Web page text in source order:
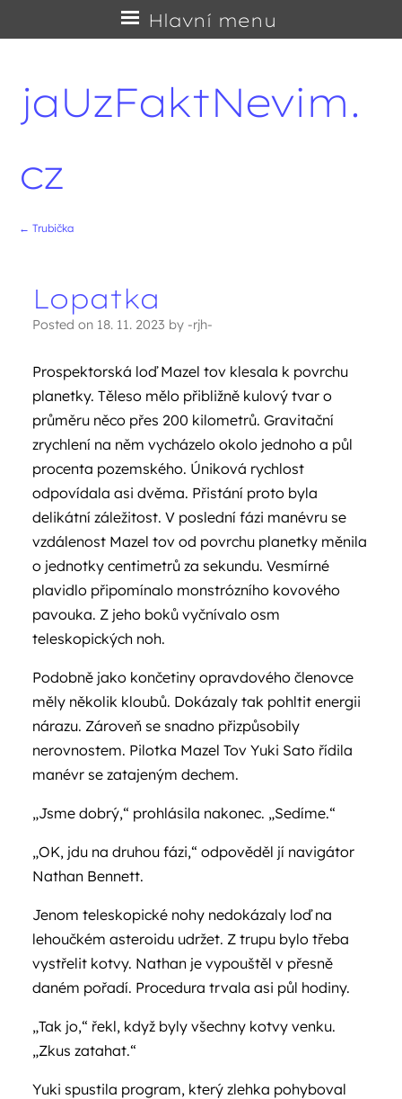
jaUzFaktNevim.
cz
Hlavní menu
na
← Trubička
Lopatka
Posted on 18. 11. 2023 by -rjh-
Prospektorská loď Mazel tov klesala k povrchu
planetky. Těleso mělo přibližně kulový tvar o
průměru něco přes 200 kilometrů. Gravitační
zrychlení na něm vycházelo okolo jednoho a půl
procenta pozemského. Úniková rychlost
odpovídala asi dvěma. Přistání proto byla
delikátní záležitost. V poslední fázi manévru se
vzdálenost Mazel tov od povrchu planetky měnila
o jednotky centimetrů za sekundu. Vesmírné
plavidlo připomínalo monstrózního kovového
pavouka. Z jeho boků vyčnívalo osm
teleskopických noh.
Podobně jako končetiny opravdového členovce
měly několik kloubů. Dokázaly tak pohltit energii
nárazu. Zároveň se snadno přizpůsobily
nerovnostem. Pilotka Mazel Tov Yuki Sato řídila
manévr se zatajeným dechem.
„Jsme dobrý,“ prohlásila nakonec. „Sedíme.“
„OK, jdu na druhou fázi,“ odpověděl jí navigátor
Nathan Bennett.
Jenom teleskopické nohy nedokázaly loď na
lehoučkém asteroidu udržet. Z trupu bylo třeba
vystřelit kotvy. Nathan je vypouštěl v přesně
daném pořadí. Procedura trvala asi půl hodiny.
„Tak jo,“ řekl, když byly všechny kotvy venku.
„Zkus zatahat.“
Yuki spustila program, který zlehka pohyboval